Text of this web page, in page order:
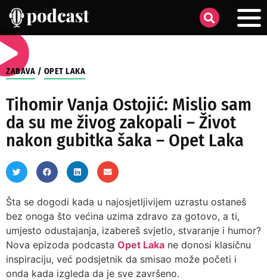
ZABAVA / OPET LAKA
Tihomir Vanja Ostojić: Mislio sam
da su me živog zakopali – Život
nakon gubitka šaka – Opet Laka
Šta se dogodi kada u najosjetljivijem uzrastu ostaneš
bez onoga što većina uzima zdravo za gotovo, a ti,
umjesto odustajanja, izabereš svjetlo, stvaranje i humor?
Nova epizoda podcasta Opet Laka ne donosi klasičnu
inspiraciju, već podsjetnik da smisao može početi i
onda kada izgleda da je sve završeno.